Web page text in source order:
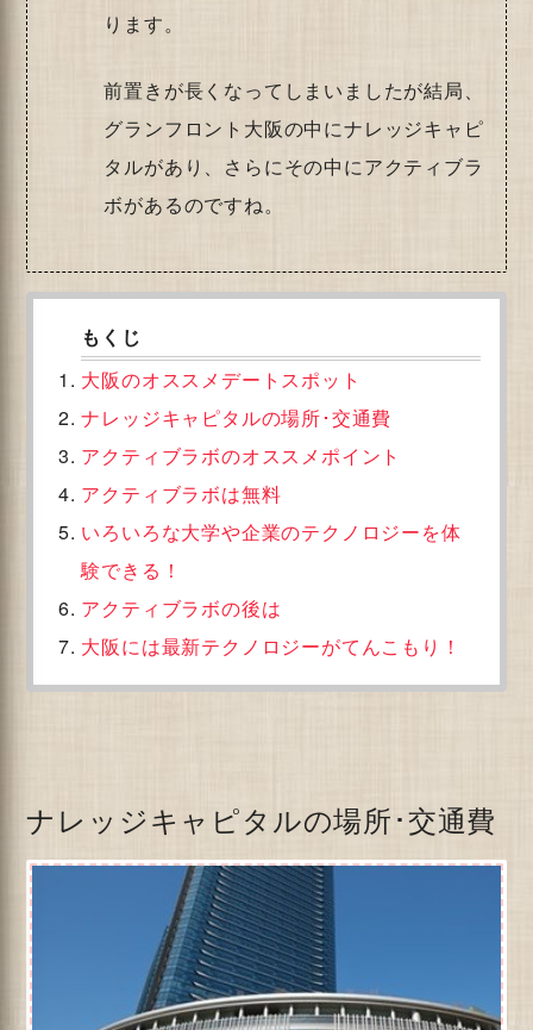
ります。
前置きが長くなってしまいましたが結局、
グランフロント大阪の中にナレッジキャピ
タルがあり、さらにその中にアクティブラ
ボがあるのですね。
大阪のオススメデートスポット
ナレッジキャピタルの場所･交通費
アクティブラボのオススメポイント
アクティブラボは無料
いろいろな大学や企業のテクノロジーを体
験できる！
アクティブラボの後は
大阪には最新テクノロジーがてんこもり！
ナレッジキャピタルの場所･交通費